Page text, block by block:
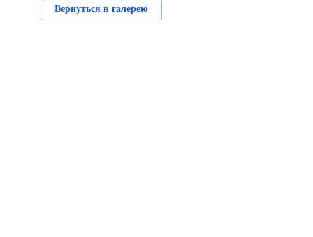
Вернуться в галерею